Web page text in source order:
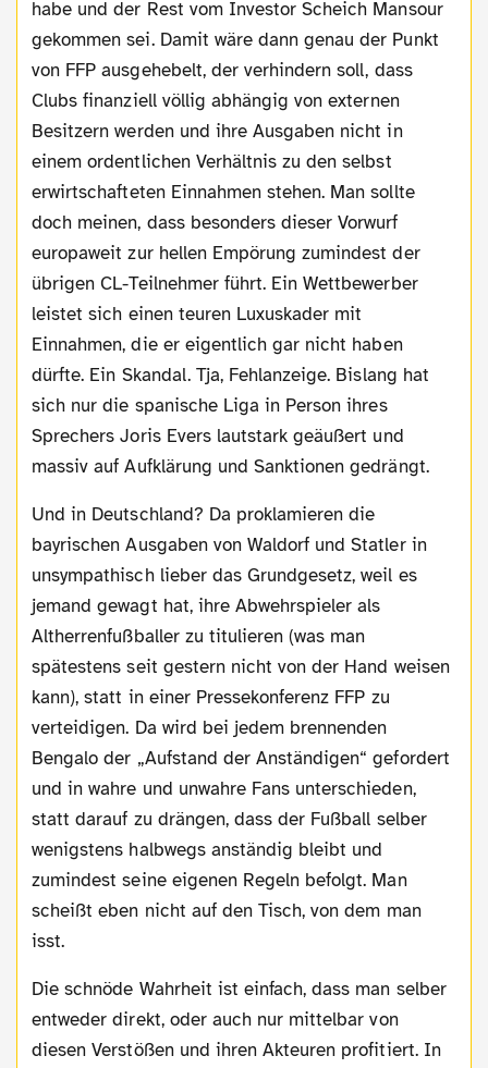
habe und der Rest vom Investor Scheich Mansour
gekommen sei. Damit wäre dann genau der Punkt
von FFP ausgehebelt, der verhindern soll, dass
Clubs finanziell völlig abhängig von externen
Besitzern werden und ihre Ausgaben nicht in
einem ordentlichen Verhältnis zu den selbst
erwirtschafteten Einnahmen stehen. Man sollte
doch meinen, dass besonders dieser Vorwurf
europaweit zur hellen Empörung zumindest der
übrigen CL-Teilnehmer führt. Ein Wettbewerber
leistet sich einen teuren Luxuskader mit
Einnahmen, die er eigentlich gar nicht haben
dürfte. Ein Skandal. Tja, Fehlanzeige. Bislang hat
sich nur die spanische Liga in Person ihres
Sprechers Joris Evers lautstark geäußert und
massiv auf Aufklärung und Sanktionen gedrängt.
Und in Deutschland? Da proklamieren die
bayrischen Ausgaben von Waldorf und Statler in
unsympathisch lieber das Grundgesetz, weil es
jemand gewagt hat, ihre Abwehrspieler als
Altherrenfußballer zu titulieren (was man
spätestens seit gestern nicht von der Hand weisen
kann), statt in einer Pressekonferenz FFP zu
verteidigen. Da wird bei jedem brennenden
Bengalo der „Aufstand der Anständigen“ gefordert
und in wahre und unwahre Fans unterschieden,
statt darauf zu drängen, dass der Fußball selber
wenigstens halbwegs anständig bleibt und
zumindest seine eigenen Regeln befolgt. Man
scheißt eben nicht auf den Tisch, von dem man
isst.
Die schnöde Wahrheit ist einfach, dass man selber
entweder direkt, oder auch nur mittelbar von
diesen Verstößen und ihren Akteuren profitiert. In